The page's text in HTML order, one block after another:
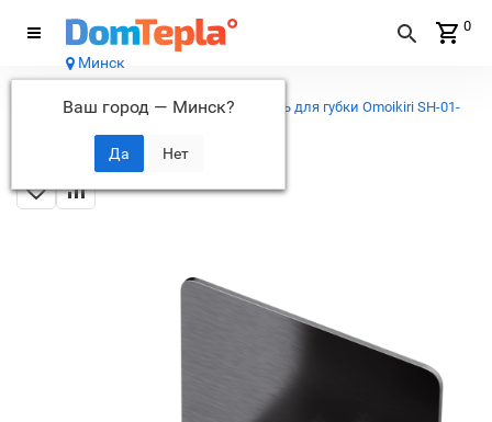
Минск
Ваш город — Минск?
Каталог
0
Аксессуары для моек
Держатель для губки Omoikiri SH-01-
GM нерж.сталь/вороненая сталь